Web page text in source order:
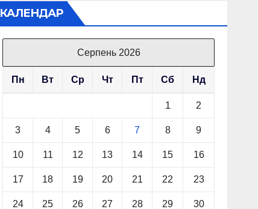
КАЛЕНДАР
Серпень 2026
Пн Вт Ср Чт Пт Сб Нд
1 2
3 4 5 6 7 8 9
10 11 12 13 14 15 16
17 18 19 20 21 22 23
24 25 26 27 28 29 30